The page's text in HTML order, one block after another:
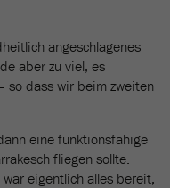
angeschlagenes
aber zu viel, es
so dass wir beim zweiten
eine funktionsfähige
fliegen sollte.
eigentlich alles bereit,